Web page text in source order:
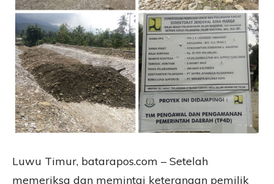
Luwu Timur, batarapos.com – Setelah
memeriksa dan memintai keterangan pemilik